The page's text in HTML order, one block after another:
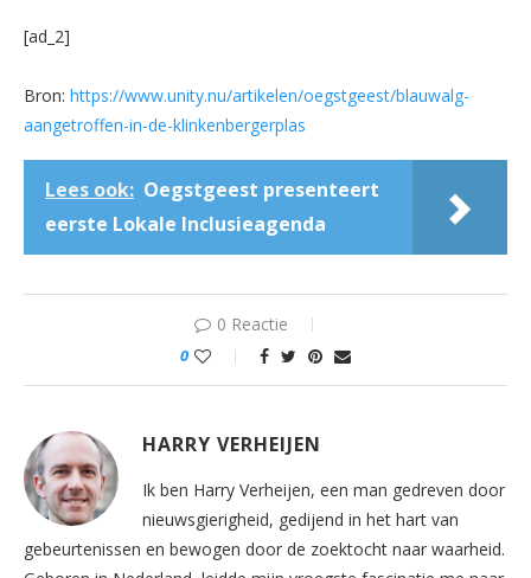
[ad_2]
Bron: https://www.unity.nu/artikelen/oegstgeest/blauwalg-
aangetroffen-in-de-klinkenbergerplas
Lees ook: Oegstgeest presenteert
eerste Lokale Inclusieagenda
0 Reactie
0
HARRY VERHEIJEN
Ik ben Harry Verheijen, een man gedreven door
nieuwsgierigheid, gedijend in het hart van
gebeurtenissen en bewogen door de zoektocht naar waarheid.